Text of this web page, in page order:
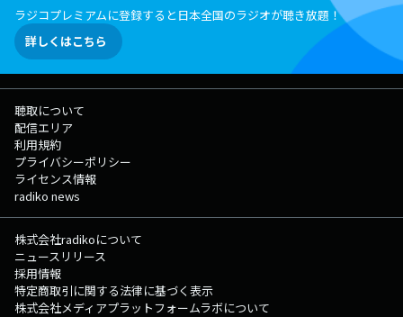
ラジコプレミアムに登録すると日本全国のラジオが聴き放題！
詳しくはこちら
聴取について
配信エリア
利用規約
プライバシーポリシー
ライセンス情報
radiko news
株式会社radikoについて
ニュースリリース
採用情報
特定商取引に関する法律に基づく表示
株式会社メディアプラットフォームラボについて